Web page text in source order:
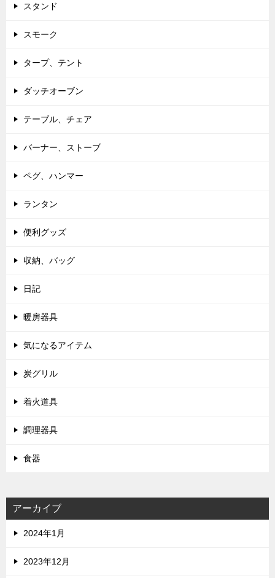
スタンド
スモーク
タープ、テント
ダッチオーブン
テーブル、チェア
バーナー、ストーブ
ペグ、ハンマー
ランタン
便利グッズ
収納、バッグ
日記
暖房器具
気になるアイテム
炭グリル
着火道具
調理器具
食器
アーカイブ
2024年1月
2023年12月